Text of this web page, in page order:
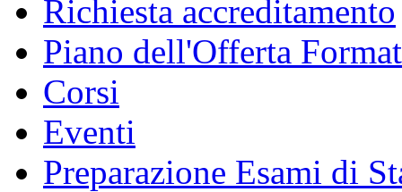
Richiesta accreditamento
Piano dell'Offerta
Corsi
Eventi
Preparazione Esami di